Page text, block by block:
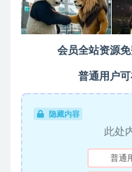
会员全站资源
普通用户可
隐藏内容
此处
普通